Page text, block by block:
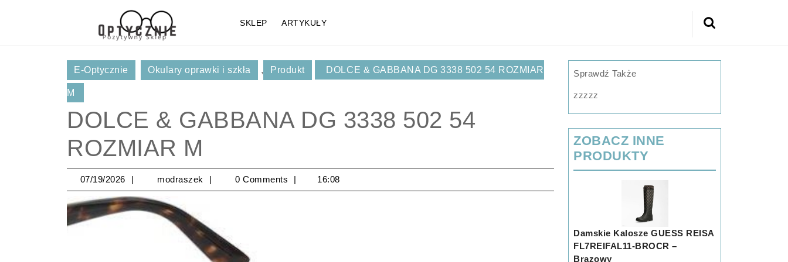
SKLEP ARTYKUŁY
Search
E-Optycznie Okulary oprawki i szkła , Produkt DOLCE & GABBANA DG 3338 502 54 ROZMIAR
M
DOLCE & GABBANA DG 3338 502 54
ROZMIAR M
07/19/2026 07/19/2026
modraszek modraszek
0 Comments 16:08
Sprawdź Także
zzzzz
ZOBACZ INNE
PRODUKTY
Damskie Kalosze GUESS REISA
FL7REIFAL11-BROCR –
Brązowy